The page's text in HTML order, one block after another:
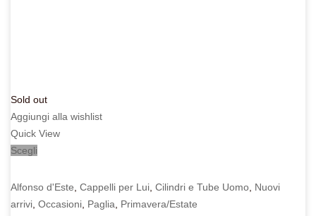
Sold out
Aggiungi alla wishlist
Quick View
Scegli
Alfonso d'Este, Cappelli per Lui, Cilindri e Tube Uomo, Nuovi
arrivi, Occasioni, Paglia, Primavera/Estate